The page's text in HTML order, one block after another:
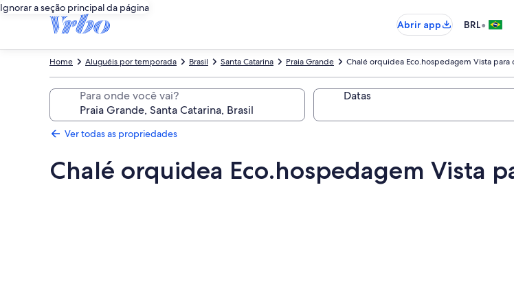
Ignorar a seção principal da página
Abrir app
BRL•
Chalé orquidea Eco.hospedagem Vista para
Praia Grande
Santa Catarina
Brasil
Aluguéis por temporada
Home
Para onde você vai? Datas
Ver todas as propriedades
Chalé orquidea Eco.hospedagem Vista